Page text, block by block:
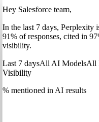
Hey Salesforce team,
Inthe last 7 days, Perplexity
91% of responses, cited in 97
visibility.
Last 7 daysAll AI ModelsAll
Visibility
% mentioned in AI results